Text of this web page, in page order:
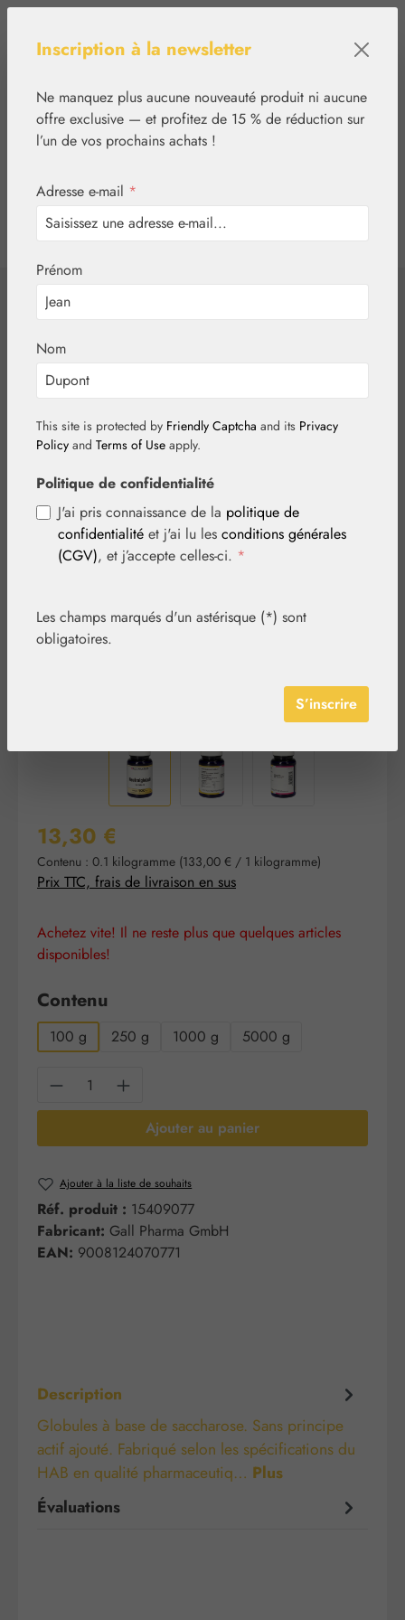
tcinn-a11y-toolbar.show
Globules neutres
taille 9 GPH
Ignorer la galerie d'images
Prix régulier :
13,30 €
Contenu : 0.1 kilogramme (133,00 € / 1 kilogramme)
Prix TTC, frais de livraison en sus
Achetez vite! Il ne reste plus que quelques articles
disponibles!
Sélectionnez
Contenu
100 g 250 g 1000 g 5000 g
Quantité de produit : Entrez la quantité
Ajouter au panier
Ajouter à la liste de souhaits
Réf. produit : 15409077
Fabricant: Gall Pharma GmbH
EAN: 9008124070771
Description
Globules à base de saccharose. Sans principe
actif ajouté. Fabriqué selon les spécifications du
HAB en qualité pharmaceutiq… Plus
Évaluations
Inscription à la newsletter
Ne manquez plus aucune nouveauté produit ni aucune
offre exclusive — et profitez de 15 % de réduction sur
l’un de vos prochains achats !
Adresse e-mail *
Prénom
Nom
This site is protected by Friendly Captcha and its Privacy
Policy and Terms of Use apply.
Politique de confidentialité
J'ai pris connaissance de la politique de
confidentialité et j'ai lu les conditions générales
(CGV), et j’accepte celles-ci. *
Les champs marqués d'un astérisque (*) sont
obligatoires.
S’inscrire